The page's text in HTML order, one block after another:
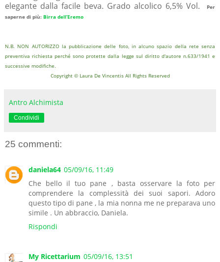
elegante dalla facile beva. Grado alcolico 6,5% Vol.
Per
saperne di più: Birra dell’Eremo
N.B. NON AUTORIZZO la pubblicazione delle foto, in alcuno spazio della rete senza
preventiva richiesta perché sono protette dalla legge sul diritto d'autore n.633/1941 e
successive modifiche.
Copyright © Laura De Vincentis All Rights Reserved
Antro Alchimista
Condividi
25 commenti:
daniela64 05/09/16, 11:49
Che bello il tuo pane , basta osservare la foto per
comprendere la complessità dei suoi sapori. Adoro
questo tipo di pane , la mia nonna me ne preparava uno
simile . Un abbraccio, Daniela.
Rispondi
My Ricettarium 05/09/16, 13:51